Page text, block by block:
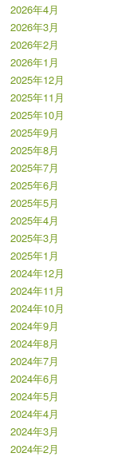
2026年4月
2026年3月
2026年2月
2026年1月
2025年12月
2025年11月
2025年10月
2025年9月
2025年8月
2025年7月
2025年6月
2025年5月
2025年4月
2025年3月
2025年1月
2024年12月
2024年11月
2024年10月
2024年9月
2024年8月
2024年7月
2024年6月
2024年5月
2024年4月
2024年3月
2024年2月